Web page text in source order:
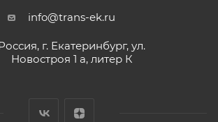
info@trans-ek.ru
г. Екатеринбург, ул.
Новостроя 1 а, литер К